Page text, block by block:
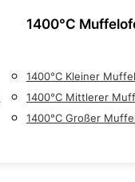
1400°C
1400°C Kleiner
1400°C Mittlerer
1400°C Großer